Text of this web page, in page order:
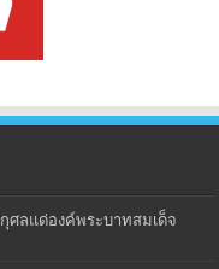
ศลแด่องค์พระบาทสมเด็จ